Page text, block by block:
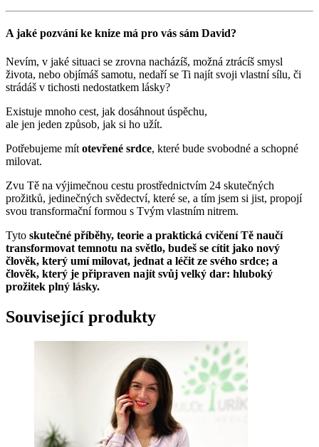
A jaké pozvání ke knize má pro vás sám David?
Nevím, v jaké situaci se zrovna nacházíš, možná ztrácíš smysl
života, nebo objímáš samotu, nedaří se Ti najít svoji vlastní sílu, či
strádáš v tichosti nedostatkem lásky?
Existuje mnoho cest, jak dosáhnout úspěchu,
ale jen jeden způsob, jak si ho užít.
Potřebujeme mít otevřené srdce, které bude svobodné a schopné
milovat.
Zvu Tě na výjimečnou cestu prostřednictvím 24 skutečných
prožitků, jedinečných svědectví, které se, a tím jsem si jist, propojí
svou transformační formou s Tvým vlastním nitrem.
Tyto skutečné příběhy, teorie a praktická cvičení Tě naučí
transformovat temnotu na světlo, budeš se cítit jako nový
člověk, který umí milovat, jednat a léčit ze svého srdce; a
člověk, který je připraven najít svůj velký dar: hluboký
prožitek plný lásky.
Související produkty